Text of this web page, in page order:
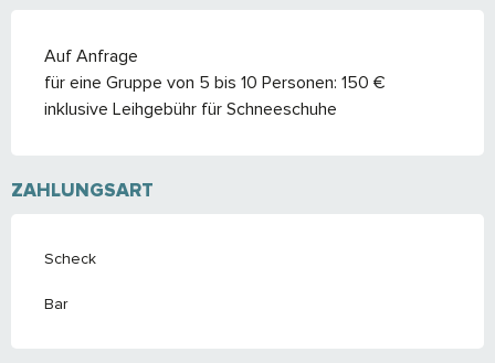
Auf Anfrage
für eine Gruppe von 5 bis 10 Personen: 150 €
inklusive Leihgebühr für Schneeschuhe
ZAHLUNGSART
Scheck
Bar